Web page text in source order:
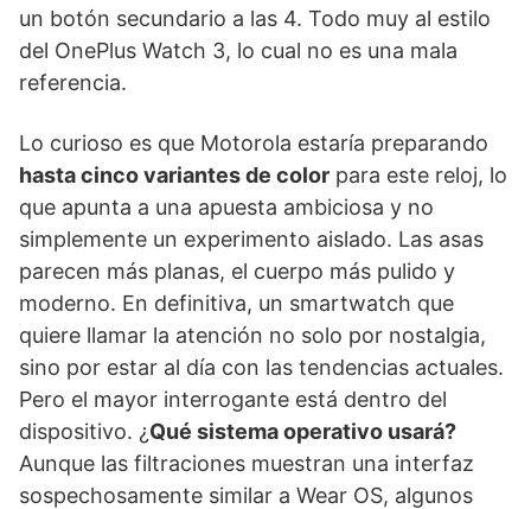
un botón secundario a las 4. Todo muy al estilo
del OnePlus Watch 3, lo cual no es una mala
referencia.
Lo curioso es que Motorola estaría preparando
hasta cinco variantes de color para este reloj, lo
que apunta a una apuesta ambiciosa y no
simplemente un experimento aislado. Las asas
parecen más planas, el cuerpo más pulido y
moderno. En definitiva, un smartwatch que
quiere llamar la atención no solo por nostalgia,
sino por estar al día con las tendencias actuales.
Pero el mayor interrogante está dentro del
dispositivo. ¿Qué sistema operativo usará?
Aunque las filtraciones muestran una interfaz
sospechosamente similar a Wear OS, algunos